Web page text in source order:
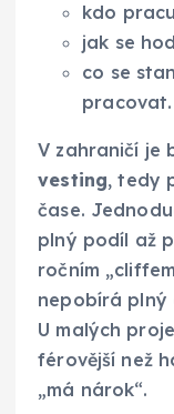
kdo
jak se
co se
pracovat.
V zahraničí je
vesting, tedy
čase.
plný podíl až
ročním
nepobírá plný
U malých
férovější než
„má nárok“.